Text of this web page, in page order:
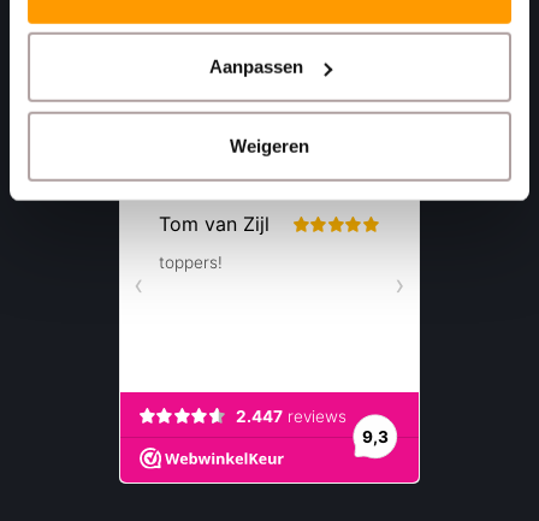
Aanpassen
Weigeren
info@euro-label.nl